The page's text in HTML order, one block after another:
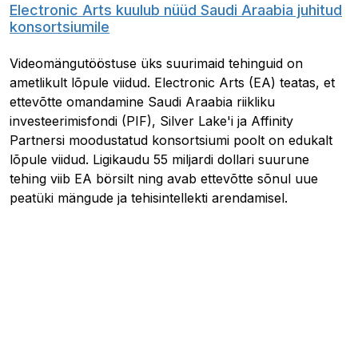
Electronic Arts kuulub nüüd Saudi Araabia juhitud
konsortsiumile
Videomängutööstuse üks suurimaid tehinguid on
ametlikult lõpule viidud. Electronic Arts (EA) teatas, et
ettevõtte omandamine Saudi Araabia riikliku
investeerimisfondi (PIF), Silver Lake'i ja Affinity
Partnersi moodustatud konsortsiumi poolt on edukalt
lõpule viidud. Ligikaudu 55 miljardi dollari suurune
tehing viib EA börsilt ning avab ettevõtte sõnul uue
peatüki mängude ja tehisintellekti arendamisel.